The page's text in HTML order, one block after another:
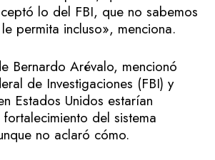
lo del FBI, que no sabemos
permita incluso», menciona.
Bernardo Arévalo, mencionó
de Investigaciones (FBI) y
Estados Unidos estarían
del sistema
no aclaró cómo.